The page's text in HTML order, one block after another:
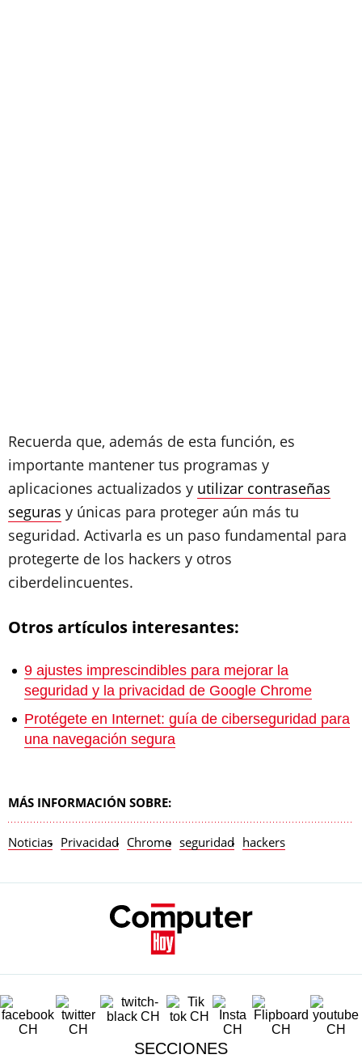
Recuerda que, además de esta función, es
importante mantener tus programas y
aplicaciones actualizados y utilizar contraseñas
seguras y únicas para proteger aún más tu
seguridad. Activarla es un paso fundamental para
protegerte de los hackers y otros
ciberdelincuentes.
Otros artículos interesantes:
9 ajustes imprescindibles para mejorar la
seguridad y la privacidad de Google Chrome
Protégete en Internet: guía de ciberseguridad para
una navegación segura
MÁS INFORMACIÓN SOBRE:
Noticias Privacidad Chrome seguridad hackers
SECCIONES